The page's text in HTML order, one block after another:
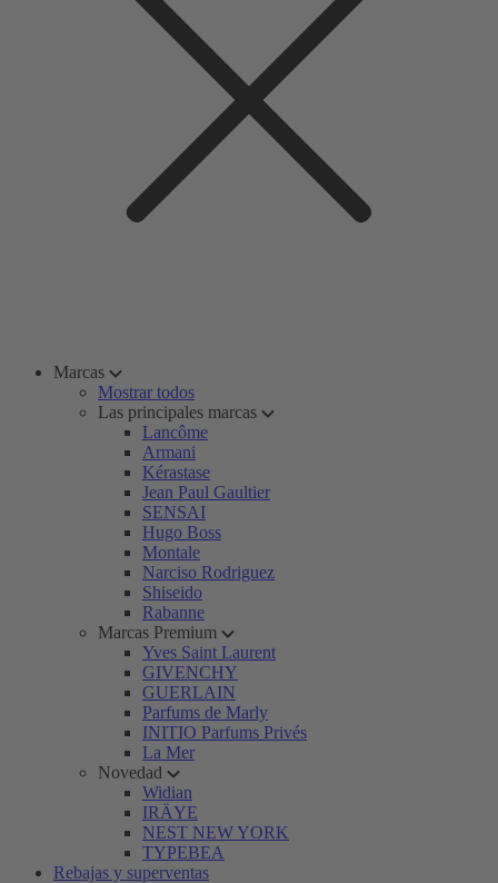
Marcas
Mostrar todos
Las principales marcas
Lancôme
Armani
Kérastase
Jean Paul Gaultier
SENSAI
Hugo Boss
Montale
Narciso Rodriguez
Shiseido
Rabanne
Marcas Premium
Yves Saint Laurent
GIVENCHY
GUERLAIN
Parfums de Marly
INITIO Parfums Privés
La Mer
Novedad
Widian
IRÄYE
NEST NEW YORK
TYPEBEA
Rebajas y superventas